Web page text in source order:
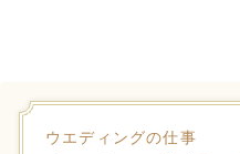
初年度学費：50万円～100万
ウエディングの仕事